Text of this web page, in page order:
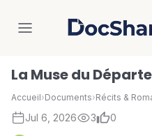
La Muse du
Accueil›Documents›Récits &
Jul 6, 2026 3 0